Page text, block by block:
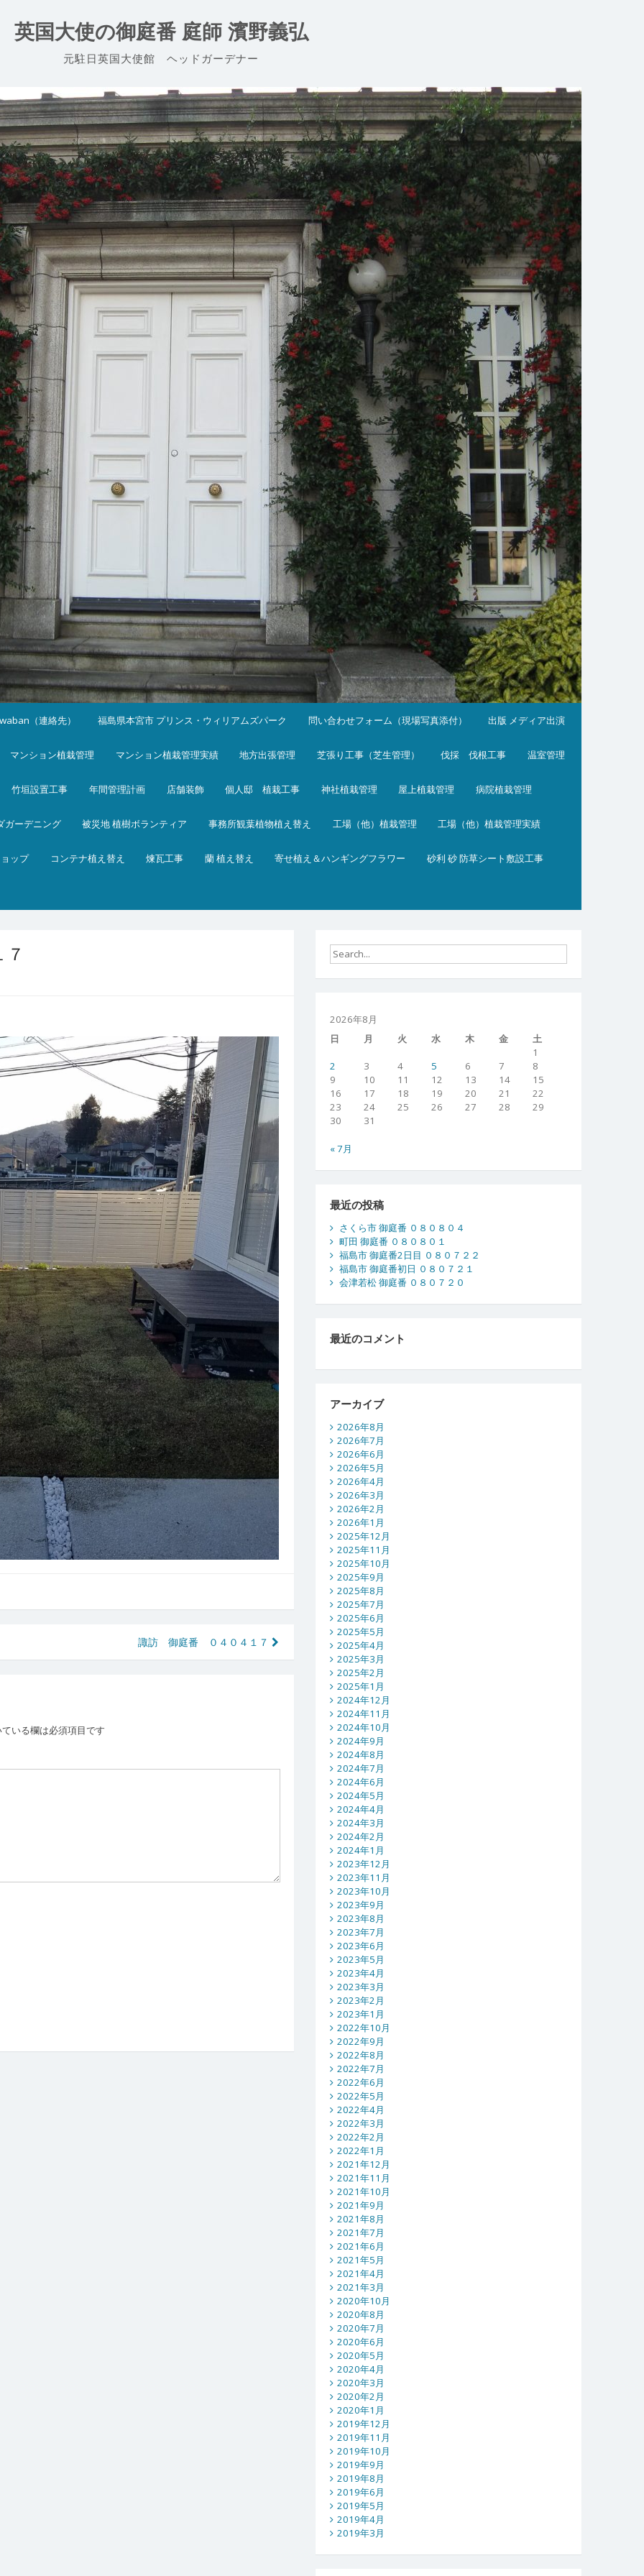
英国大使の御庭番 庭師 濱野義弘
元駐日英国大使館 ヘッドガーデナー
（連絡先） 福島県本宮市 プリンス・ウィリアムズパーク 問い合わせフォーム（現場写真添付） 出版 メディア出演
マンション植栽管理 マンション植栽管理実績 地方出張管理 芝張り工事（芝生管理） 伐採 伐根工事 温室管理
竹垣設置工事 年間管理計画 店舗装飾 個人邸 植栽工事 神社植栽管理 屋上植栽管理 病院植栽管理
ガーデニング 被災地 植樹ボランティア 事務所観葉植物植え替え 工場（他）植栽管理 工場（他）植栽管理実績
ップ コンテナ植え替え 煉瓦工事 蘭 植え替え 寄せ植え＆ハンギングフラワー 砂利 砂 防草シート敷設工事
諏訪 御庭番 ０４０４１７
いる欄は必須項目です
2026年8月
日
月 火 水 木 金
土
1
2
3 4 5 6 7
8
9
10 11 12 13 14
15
16
17 18 19 20 21
22
23
24 25 26 27 28
29
30
31
« 7月
最近の投稿
さくら市 御庭番 ０８０８０４
町田 御庭番 ０８０８０１
福島市 御庭番2日目 ０８０７２２
福島市 御庭番初日 ０８０７２１
会津若松 御庭番 ０８０７２０
最近のコメント
アーカイブ
2026年8月
2026年7月
2026年6月
2026年5月
2026年4月
2026年3月
2026年2月
2026年1月
2025年12月
2025年11月
2025年10月
2025年9月
2025年8月
2025年7月
2025年6月
2025年5月
2025年4月
2025年3月
2025年2月
2025年1月
2024年12月
2024年11月
2024年10月
2024年9月
2024年8月
2024年7月
2024年6月
2024年5月
2024年4月
2024年3月
2024年2月
2024年1月
2023年12月
2023年11月
2023年10月
2023年9月
2023年8月
2023年7月
2023年6月
2023年5月
2023年4月
2023年3月
2023年2月
2023年1月
2022年10月
2022年9月
2022年8月
2022年7月
2022年6月
2022年5月
2022年4月
2022年3月
2022年2月
2022年1月
2021年12月
2021年11月
2021年10月
2021年9月
2021年8月
2021年7月
2021年6月
2021年5月
2021年4月
2021年3月
2020年10月
2020年8月
2020年7月
2020年6月
2020年5月
2020年4月
2020年3月
2020年2月
2020年1月
2019年12月
2019年11月
2019年10月
2019年9月
2019年8月
2019年6月
2019年5月
2019年4月
2019年3月